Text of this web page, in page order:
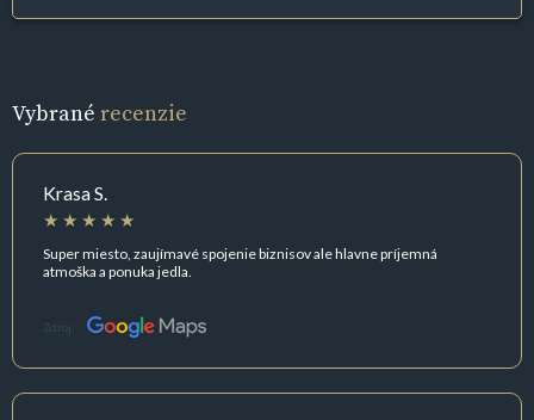
Vybrané recenzie
Krasa S.
Super miesto, zaujímavé spojenie biznisov ale hlavne príjemná
atmoška a ponuka jedla.
Zdroj: